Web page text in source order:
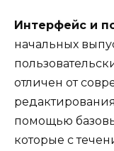
Интерфейс и
начальных
отличен от
помощью
которые с